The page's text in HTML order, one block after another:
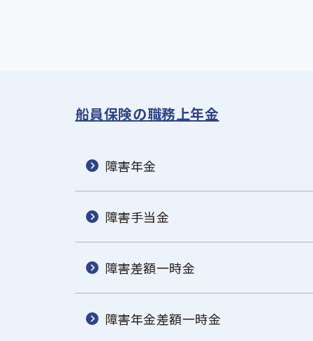
船員保険の職務上年金
障害年金
障害手当金
障害差額一時金
障害年金差額一時金